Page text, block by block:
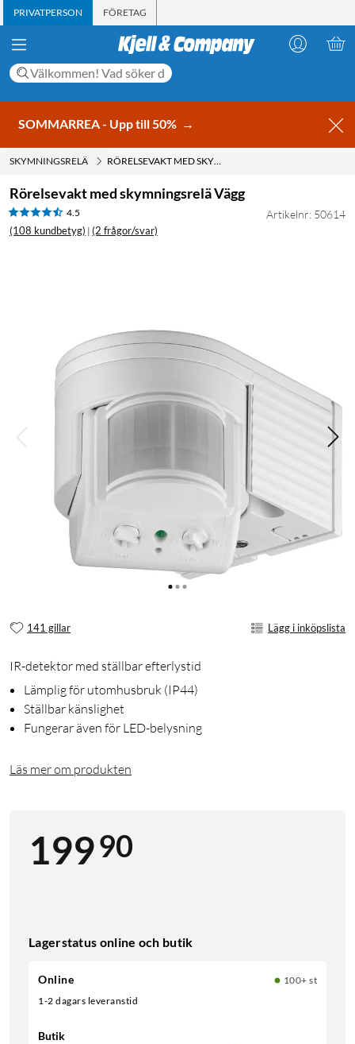
PRIVATPERSON FÖRETAG
SOMMARREA - Upp till 50% →
SKYMNINGSRELÄ RÖRELSEVAKT MED SKYMNINGSRELÄ VÄGG
Rörelsevakt med skymningsrelä Vägg
4.5
(108 kundbetyg) | (2 frågor/svar)
Artikelnr: 50614
141 gillar Lägg i inköpslista
IR-detektor med ställbar efterlystid
Lämplig för utomhusbruk (IP44)
Ställbar känslighet
Fungerar även för LED-belysning
Läs mer om produkten
19990
Lagerstatus online och butik
Online
100+ st
1-2 dagars leveranstid
Butik